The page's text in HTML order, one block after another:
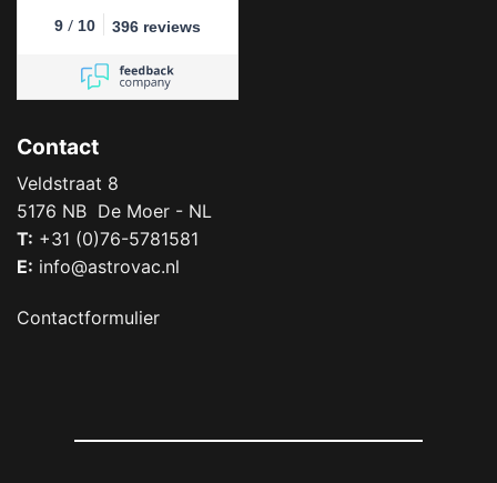
9 / 10 396 reviews
Contact
Veldstraat 8
5176 NB De Moer - NL
T: +31 (0)76-5781581
E: info@astrovac.nl
Contactformulier